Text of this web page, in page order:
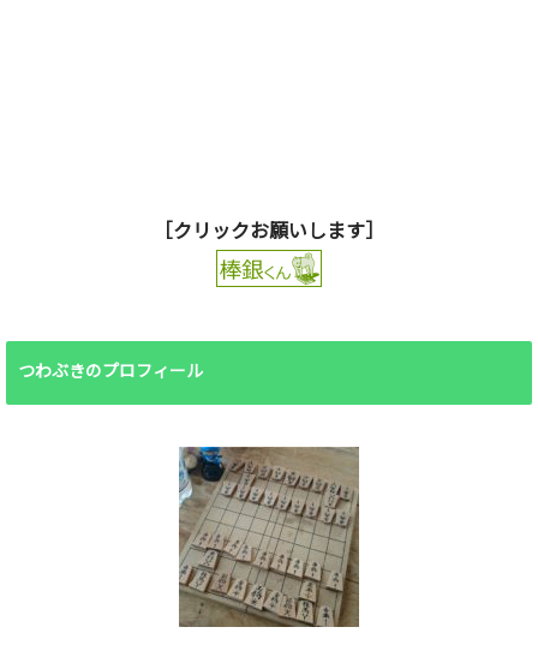
［クリックお願いします］
つわぶきのプロフィール